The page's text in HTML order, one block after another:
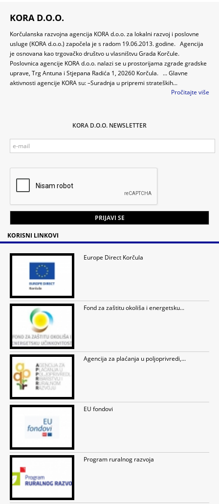
KORA D.O.O.
Korčulanska razvojna agencija KORA d.o.o. za lokalni razvoj i poslovne
usluge (KORA d.o.o.) započela je s radom 19.06.2013. godine. Agencija
je osnovana kao trgovačko društvo u vlasništvu Grada Korčule.
Poslovnica agencije KORA d.o.o. nalazi se u prostorijama zgrade gradske
uprave, Trg Antuna i Stjepana Radića 1, 20260 Korčula. ... Glavne
aktivnosti agencije KORA su: –Suradnja u pripremi strateških...
Pročitajte više
KORA D.O.O. NEWSLETTER
KORISNI LINKOVI
Europe Direct Korčula
Fond za zaštitu okoliša i energetsku...
Agencija za plaćanja u poljoprivredi,...
EU fondovi
Program ruralnog razvoja